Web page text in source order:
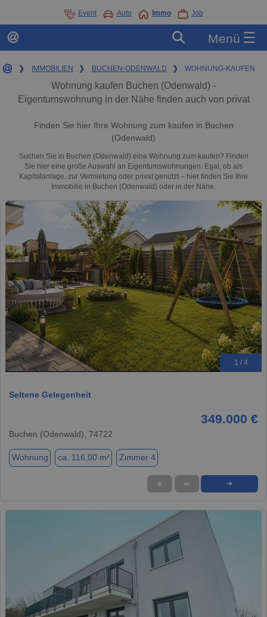
Event Auto Immo Job
Menü ☰
❯ IMMOBILIEN ❯ BUCHEN-ODENWALD ❯ WOHNUNG-KAUFEN
Wohnung kaufen Buchen (Odenwald) -
Eigentumswohnung in der Nähe finden auch von privat
Finden Sie hier Ihre Wohnung zum kaufen in Buchen
(Odenwald)
Suchen Sie in Buchen (Odenwald) eine Wohnung zum kaufen? Finden
Sie hier eine große Auswahl an Eigentumswohnungen. Egal, ob als
Kapitalanlage, zur Vermietung oder privat genutzt – hier finden Sie Ihre
Immobilie in Buchen (Odenwald) oder in der Nähe.
1 / 4
Seltene Gelegenheit
349.000 €
Buchen (Odenwald), 74722
Wohnung ca. 116,00 m² Zimmer 4
★ ➦ ➜